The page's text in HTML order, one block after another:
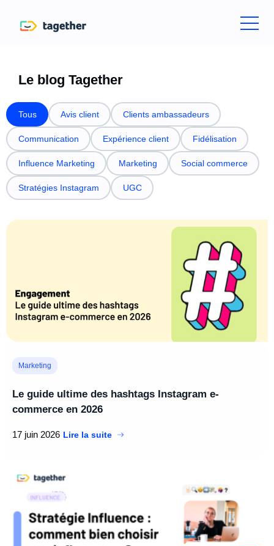
Le blog Tagether
Tous Avis client Clients ambassadeurs
Communication Expérience client Fidélisation
Influence Marketing Marketing Social commerce
Stratégies Instagram UGC
Marketing
Le guide ultime des hashtags Instagram e-
commerce en 2026
17 juin 2026 Lire la suite